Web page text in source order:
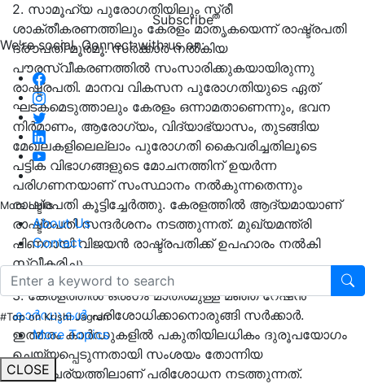
Subscribe
We're social. Connect with us on:
More Links
About Us
Contact
#Top on Krishi Jagran
More Topics
CLOSE
2. സാമൂഹ്യ പുരോഗതിയിലും സ്ത്രീ
ശാക്തീകരണത്തിലും കേരളം മാതൃകയെന്ന് രാഷ്ട്രപതി
ദ്രൗപതി മൂർമൂ. സർക്കാർ നൽകിയ
പൗരസ്വീകരണത്തിൽ സംസാരിക്കുകയായിരുന്നു
രാഷ്ട്രപതി. മാനവ വികസന പുരോഗതിയുടെ ഏത്
ഘടകമെടുത്താലും കേരളം ഒന്നാമതാണെന്നും, ഭവന
നിർമാണം, ആരോഗ്യം, വിദ്യാഭ്യാസം, തുടങ്ങിയ
മേഖലകളിലെല്ലാം പുരോഗതി കൈവരിച്ചതിലൂടെ
പട്ടിക വിഭാഗങ്ങളുടെ മോചനത്തിന് ഉയർന്ന
പരിഗണനയാണ് സംസ്ഥാനം നൽകുന്നതെന്നും
രാഷ്ട്രപതി കൂട്ടിച്ചേർത്തു. കേരളത്തിൽ ആദ്യമായാണ്
രാഷ്ട്രപതി സന്ദർശനം നടത്തുന്നത്. മുഖ്യമന്ത്രി
പിണറായി വിജയന്‍ രാഷ്ട്രപതിക്ക് ഉപഹാരം നൽകി
സ്വീകരിച്ചു.
3. കേരളത്തിൽ ഒരംഗം മാത്രമുള്ള മഞ്ഞ റേഷൻ
കാർഡുകൾപരിശോധിക്കാനൊരുങ്ങി സർക്കാർ.
ഇത്തരം കാർഡുകളിൽ പകുതിയിലധികം ദുരൂപയോഗം
ചെയ്യപ്പെടുന്നതായി സംശയം തോന്നിയ
സാഹചര്യത്തിലാണ് പരിശോധന നടത്തുന്നത്.